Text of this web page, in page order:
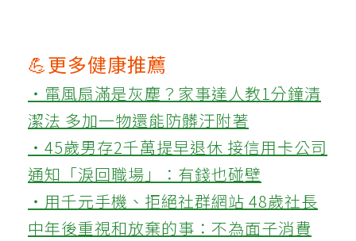
💪更多健康推薦
‧電風扇滿是灰塵？家事達人教1分鐘清
潔法 多加一物還能防髒汙附著
‧45歲男存2千萬提早退休 接信用卡公司
通知「淚回職場」：有錢也碰壁
‧用千元手機、拒絕社群網站 48歲社長
中年後重視和放棄的事：不為面子消費